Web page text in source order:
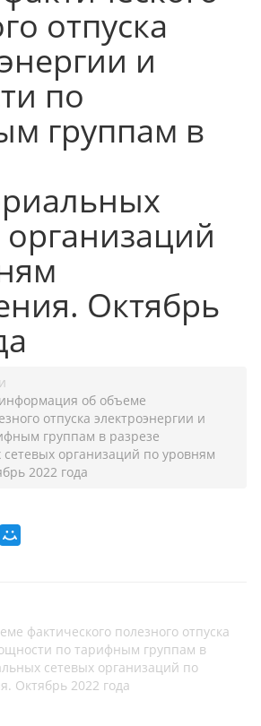
отпуска
и
по
группам в
организаций
Октябрь
об объеме
отпуска электроэнергии и
группам в разрезе
организаций по уровням
2022 года
фактического полезного отпуска
по тарифным группам в
сетевых организаций по
Октябрь 2022 года